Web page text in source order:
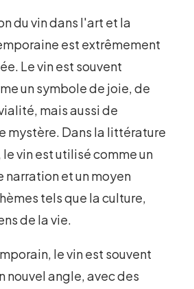
du vin dans l'art et la
est extrêmement
Le vin est souvent
un symbole de joie, de
mais aussi de
mystère. Dans la littérature
vin est utilisé comme un
narration et un moyen
tels que la culture,
de la vie.
le vin est souvent
nouvel angle, avec des